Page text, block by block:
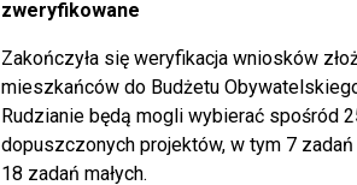
zweryfikowane
Zakończyła się weryfikacja wniosków
mieszkańców do Budżetu
Rudzianie będą mogli wybierać spośród
dopuszczonych projektów, w tym 7 zadań
18 zadań małych.